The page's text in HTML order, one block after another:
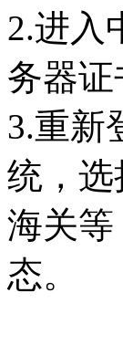
2.进入
务器
3.重新
统，
海关
态。